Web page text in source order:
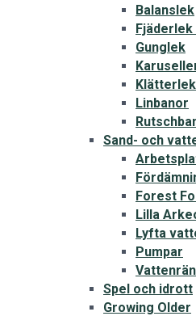
Balanslek
Gunglek
Klätterlek
Linbanor
Sand- och
Forest
Lilla
Lyfta
Pumpar
Spel och idrott
Growing Older